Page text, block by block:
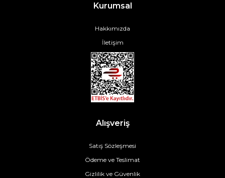
Kurumsal
Hakkımızda
İletişim
Alışveriş
Satış Sözleşmesi
Ödeme ve Teslimat
Gizlilik ve Güvenlik